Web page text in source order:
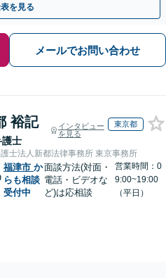
を見る
メールでお問い合わせ
裕記
護士
インタビュー
を見る
東京都
士法人新都法律事務所 東京事務所
福津市 か
らも相談
受付中
面談方法(対面・
電話・ビデオな
ど)は応相談
営業時間：0
9:00~19:00
（平日）